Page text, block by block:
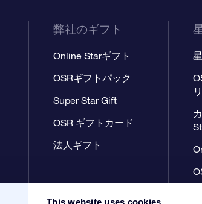
This website uses cookies
弊社のギフト
Online Starギフト
OSRギフトパック
Super Star Gift
OSR ギフトカード
法人ギフト
リ